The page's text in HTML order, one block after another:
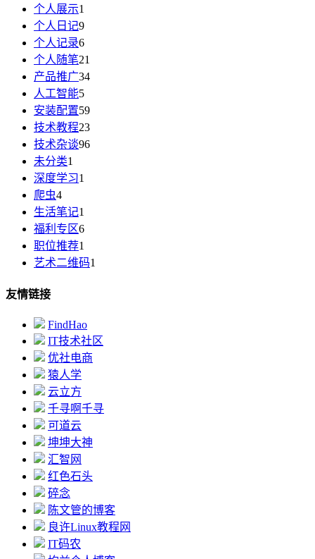
个人展示1
个人日记9
个人记录6
个人随笔21
产品推广34
人工智能5
安装配置59
技术教程23
技术杂谈96
未分类1
深度学习1
爬虫4
生活笔记1
福利专区6
职位推荐1
艺术二维码1
友情链接
FindHao
IT技术社区
优社电商
猿人学
云立方
千寻啊千寻
可道云
坤坤大神
汇智网
红色石头
碎念
陈文管的博客
良许Linux教程网
IT码农